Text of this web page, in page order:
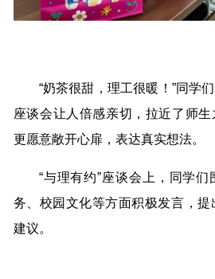
“奶茶很甜，理工很暖！”同学
座谈会让人倍感亲切，拉近了师
更愿意敞开心扉，表达真实想法。
“与理有约”座谈会上，同学
务、校园文化等方面积极发言，
建议。